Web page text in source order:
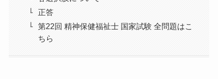
正答
第22回 精神保健福祉士 国家試験 全問題はこ
ちら